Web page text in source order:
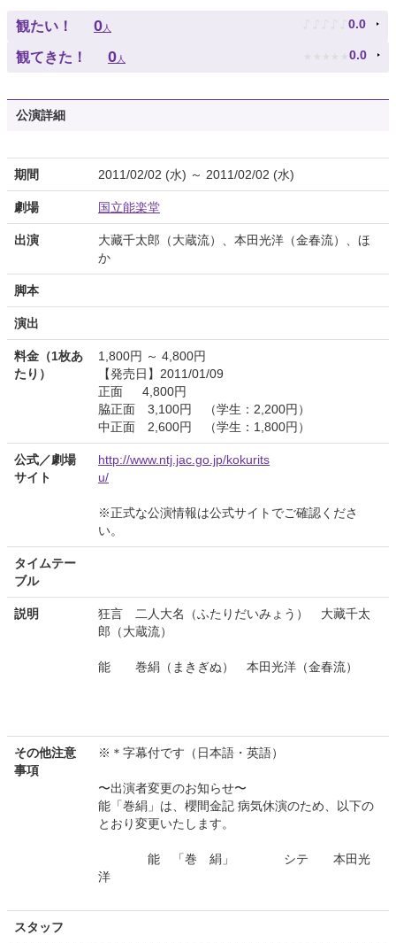
観たい！ 0人 ♪ ♪ ♪ ♪ ♪ 0.0
観てきた！ 0人 ★ ★ ★ ★ ★ 0.0
公演詳細
期間 2011/02/02 (水) ～ 2011/02/02 (水)
劇場 国立能楽堂
出演
大藏千太郎（大蔵流）、本田光洋（金春流）、ほ
か
脚本
演出
料金（1枚あ
たり）
1,800円 ～ 4,800円
【発売日】2011/01/09
正面 4,800円
脇正面 3,100円 （学生：2,200円）
中正面 2,600円 （学生：1,800円）
公式／劇場
サイト
http://www.ntj.jac.go.jp/kokurits
u/
※正式な公演情報は公式サイトでご確認くださ
い。
タイムテー
ブル
説明
狂言 二人大名（ふたりだいみょう） 大藏千太
郎（大蔵流）
能 巻絹（まきぎぬ） 本田光洋（金春流）
その他注意
事項
※＊字幕付です（日本語・英語）
〜出演者変更のお知らせ〜
能「巻絹」は、櫻間金記 病気休演のため、以下の
とおり変更いたします。
能 「巻 絹」 シテ 本田光
洋
スタッフ